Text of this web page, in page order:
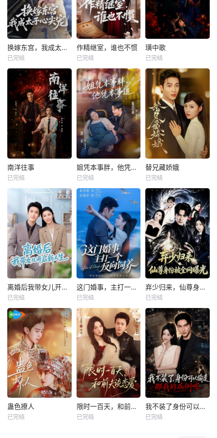
换嫁东宫，我成太子心尖宠
已完结
作精继室，谁也不惯
已完结
璜中歌
已完结
南洋往事
已完结
姐凭本事胖，他凭本事追
已完结
替兄藏娇娥
已完结
离婚后我带女儿开启新人生
已完结
这门婚事，主打一个反向饲养
已完结
弃少归来，仙尊身份被全网曝光
已完结
蛊色撩人
已完结
限时一百天，和前夫谈恋爱
已完结
我不装了身份可以偷走那我的病例呢
已完结